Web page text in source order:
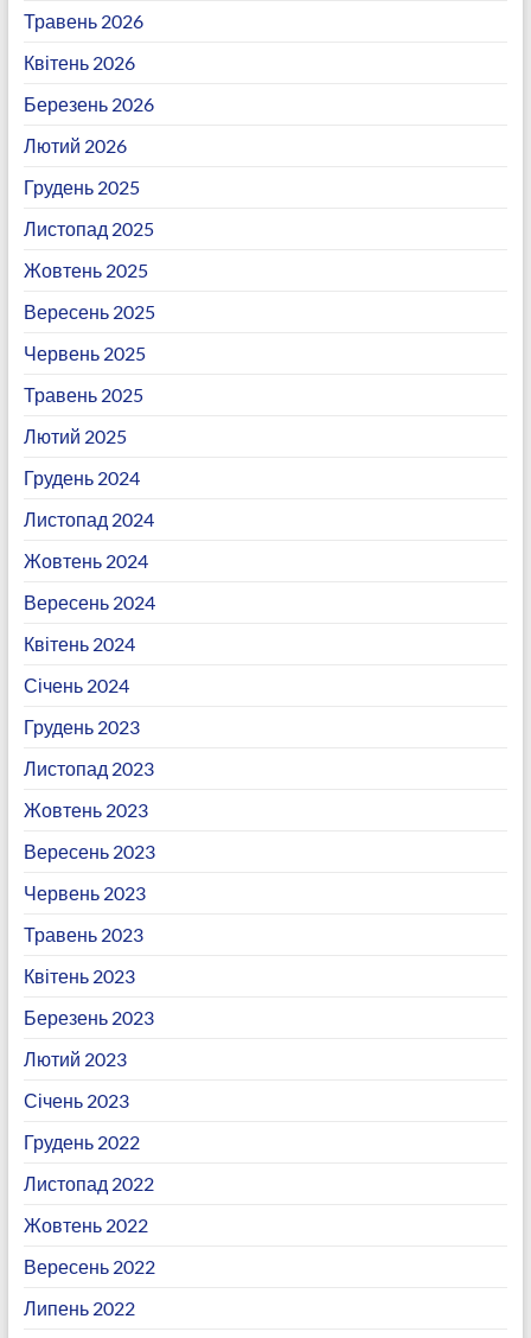
Травень 2026
Квітень 2026
Березень 2026
Лютий 2026
Грудень 2025
Листопад 2025
Жовтень 2025
Вересень 2025
Червень 2025
Травень 2025
Лютий 2025
Грудень 2024
Листопад 2024
Жовтень 2024
Вересень 2024
Квітень 2024
Січень 2024
Грудень 2023
Листопад 2023
Жовтень 2023
Вересень 2023
Червень 2023
Травень 2023
Квітень 2023
Березень 2023
Лютий 2023
Січень 2023
Грудень 2022
Листопад 2022
Жовтень 2022
Вересень 2022
Липень 2022